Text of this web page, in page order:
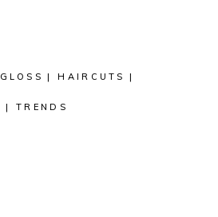
GLOSS HAIRCUTS
TRENDS